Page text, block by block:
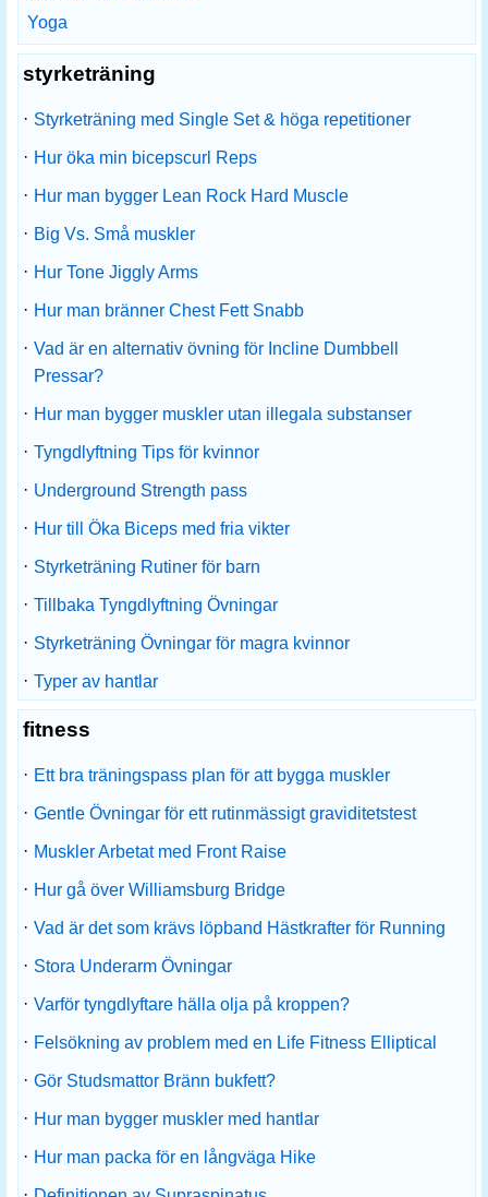
Yoga
styrketräning
· Styrketräning med Single Set & höga repetitioner
· Hur öka min bicepscurl Reps
· Hur man bygger Lean Rock Hard Muscle
· Big Vs. Små muskler
· Hur Tone Jiggly Arms
· Hur man bränner Chest Fett Snabb
· Vad är en alternativ övning för Incline Dumbbell
Pressar?
· Hur man bygger muskler utan illegala substanser
· Tyngdlyftning Tips för kvinnor
· Underground Strength pass
· Hur till Öka Biceps med fria vikter
· Styrketräning Rutiner för barn
· Tillbaka Tyngdlyftning Övningar
· Styrketräning Övningar för magra kvinnor
· Typer av hantlar
fitness
· Ett bra träningspass plan för att bygga muskler
· Gentle Övningar för ett rutinmässigt graviditetstest
· Muskler Arbetat med Front Raise
· Hur gå över Williamsburg Bridge
· Vad är det som krävs löpband Hästkrafter för Running
· Stora Underarm Övningar
· Varför tyngdlyftare hälla olja på kroppen?
· Felsökning av problem med en Life Fitness Elliptical
· Gör Studsmattor Bränn bukfett?
· Hur man bygger muskler med hantlar
· Hur man packa för en långväga Hike